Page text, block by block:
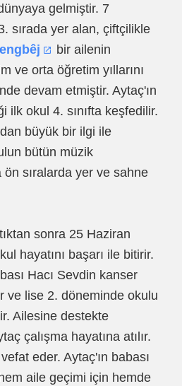
gelmiştir. 7
sırada yer alan, çiftçilikle
bir ailenin
ve orta öğretim yıllarını
devam etmiştir. Aytaç'ın
ilk okul 4. sınıfta keşfedilir.
büyük bir ilgi ile
bütün müzik
ön sıralarda yer ve sahne
sonra 25 Haziran
hayatını başarı ile bitirir.
Hacı Sevdin kanser
ve lise 2. döneminde okulu
Ailesine destekte
çalışma hayatına atılır.
eder. Aytaç'ın babası
aile geçimi için hemde